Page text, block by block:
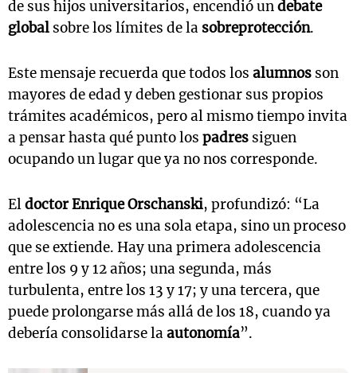
de sus hijos universitarios, encendió undebate
global sobre los límites de la sobreprotección.
Este mensaje recuerda que todos los alumnos son
mayores de edad y deben gestionar sus propios
trámites académicos, pero al mismo tiempo invita
a pensar hasta qué punto los padres siguen
ocupando un lugar que ya no nos corresponde.
Eldoctor Enrique Orschanski, profundizó: “La
adolescencia no es una sola etapa, sino un proceso
que se extiende. Hay una primera adolescencia
entre los 9 y 12 años; una segunda, más
turbulenta, entre los 13 y 17; y una tercera, que
puede prolongarse más allá de los 18, cuando ya
debería consolidarse laautonomía”.